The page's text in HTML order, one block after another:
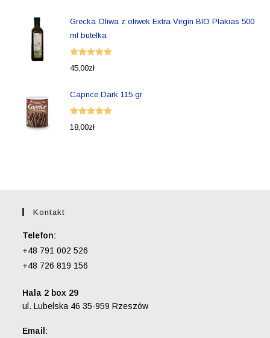
Grecka Oliwa z oliwek Extra Virgin BIO Plakias 500
ml butelka
Oceniono
45,00zł
Caprice Dark 115 gr
Oceniono
18,00zł
Kontakt
Telefon:
+48 791 002 526
+48 726 819 156
Hala 2 box 29
ul. Lubelska 46 35-959 Rzeszów
Email: